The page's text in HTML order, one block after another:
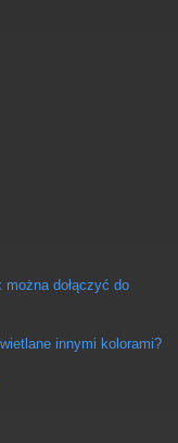
dołączyć do
innymi kolorami?